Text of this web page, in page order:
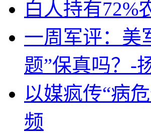
白人持有72%
一周军评：美
题”保真吗？-
以媒疯传“病
频